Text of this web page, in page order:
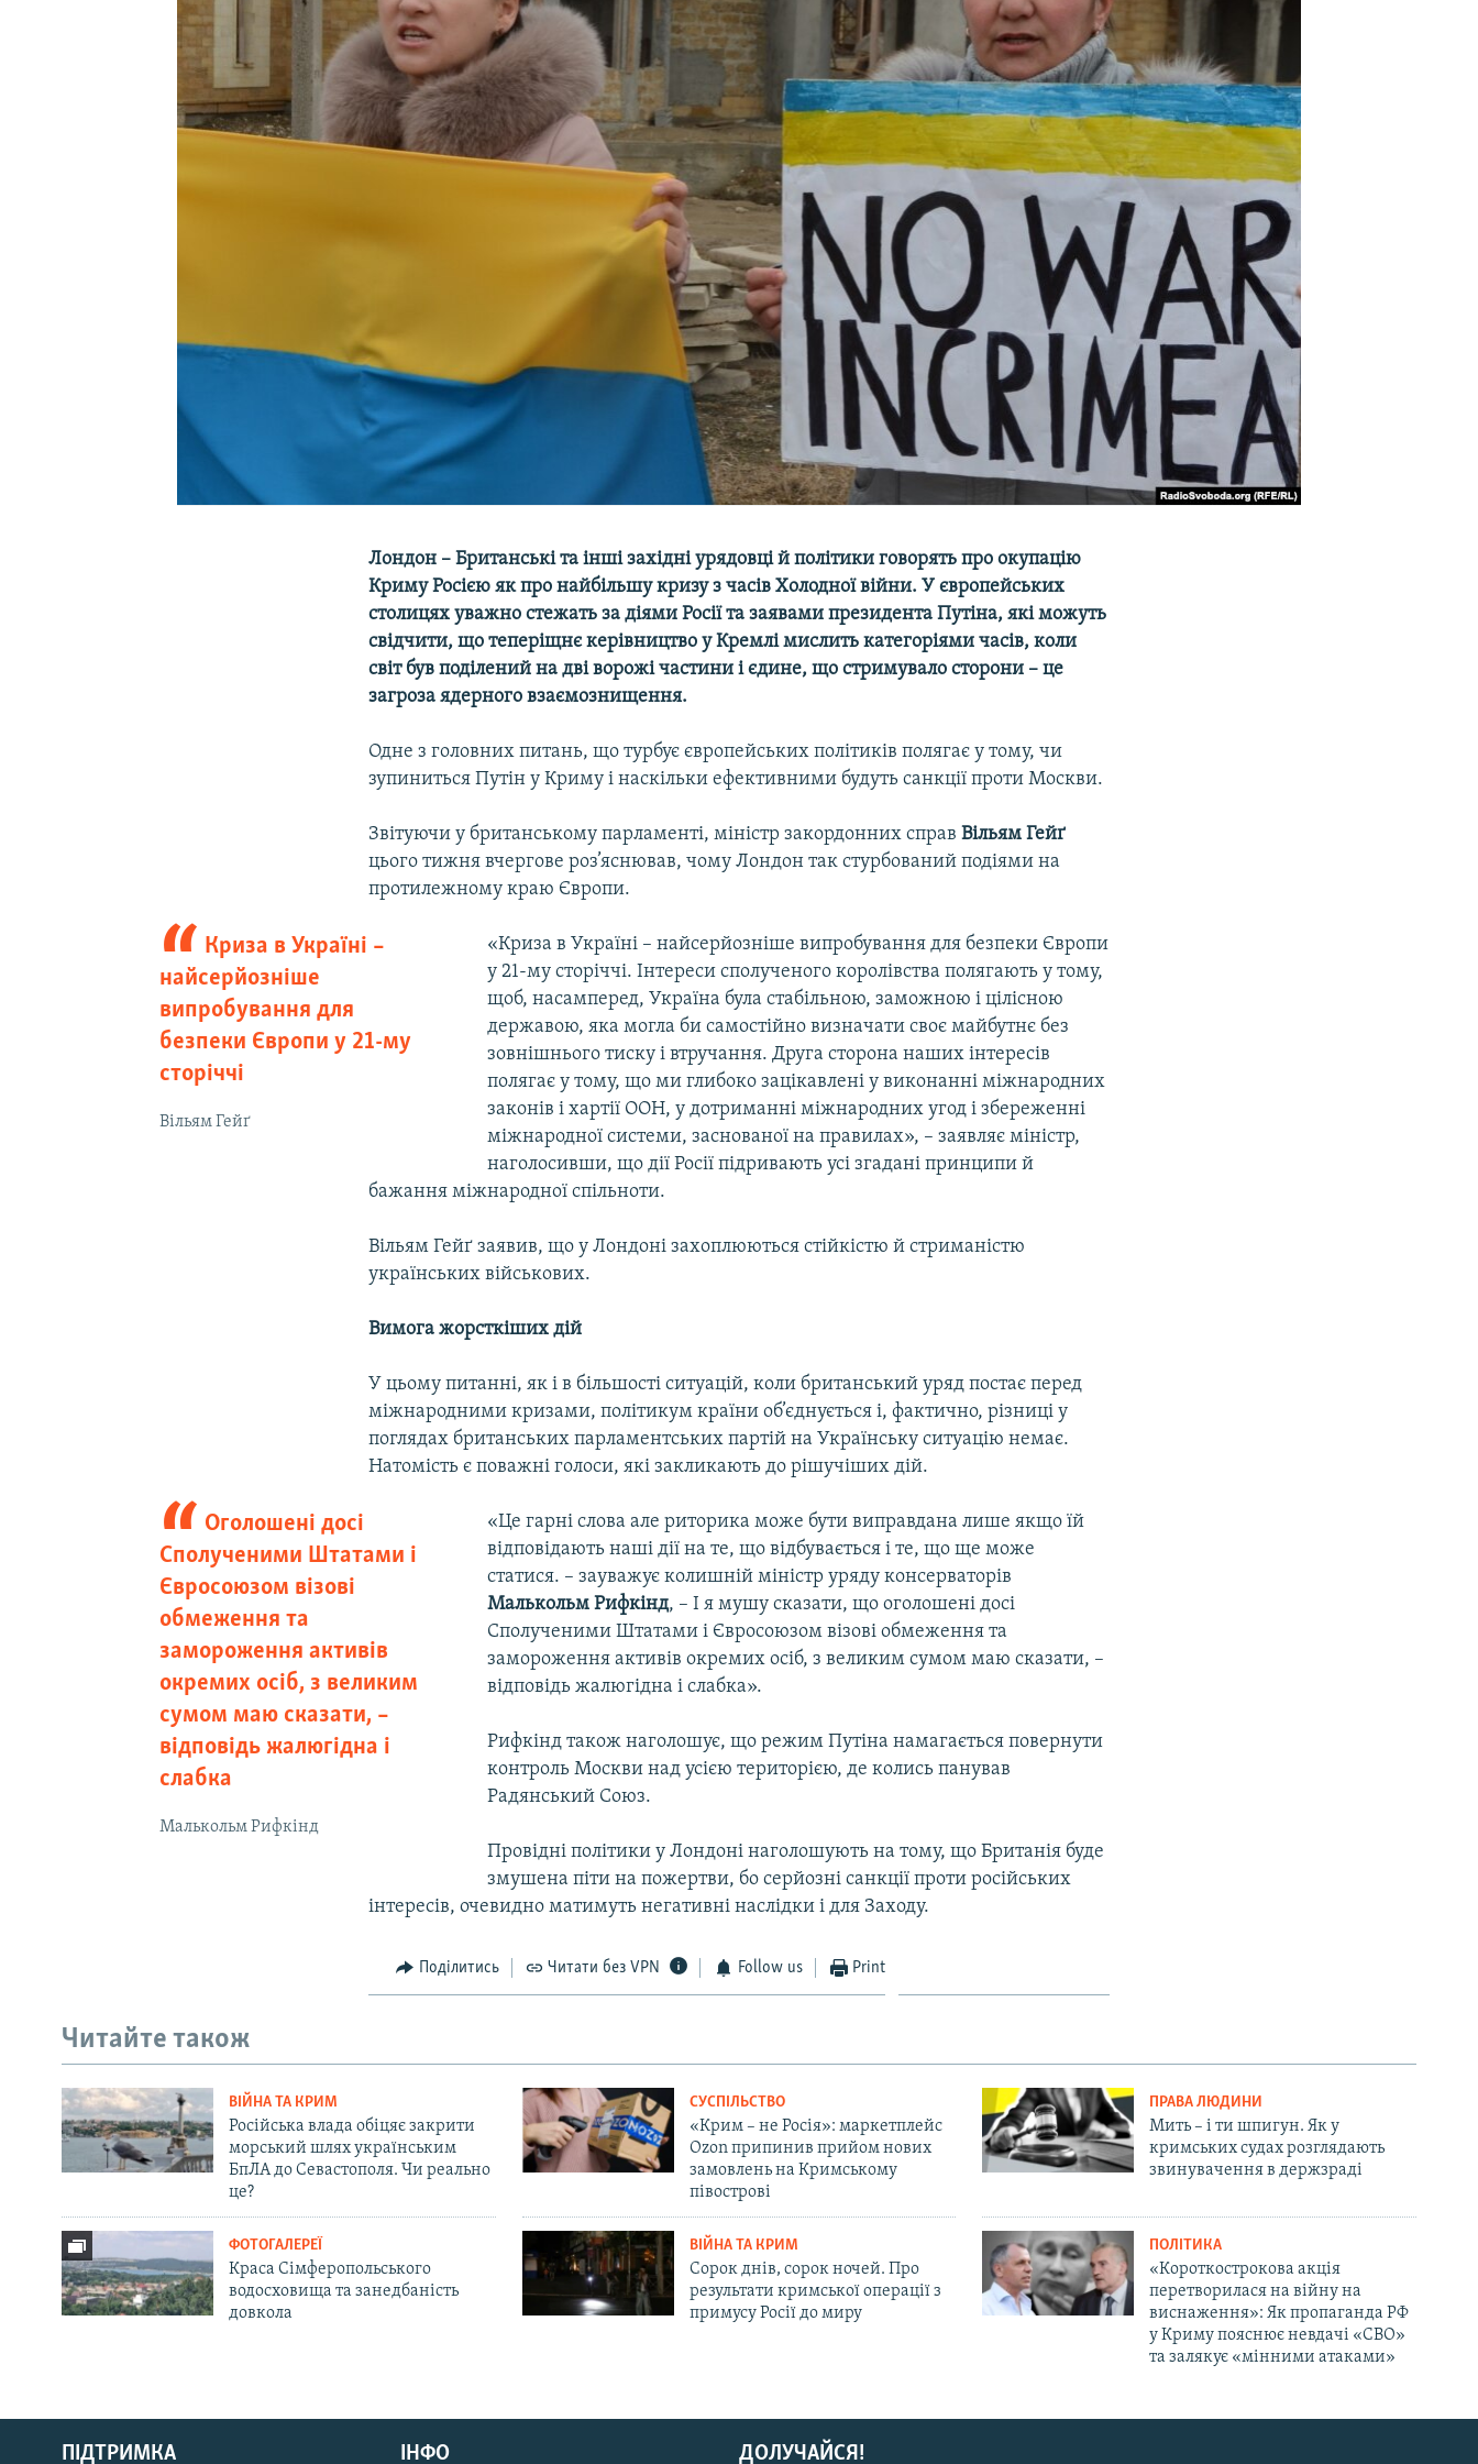
УКРАЇНСЬКА ПРОБЛЕМА КРИМУ
Русский
Qırımtatar
Лондон – Британські та інші західні урядовці й політики говорять про окупацію
Криму Росією як про найбільшу кризу з часів Холодної війни. У європейських
столицях уважно стежать за діями Росії та заявами президента Путіна, які можуть
свідчити, що теперіщнє керівництво у Кремлі мислить категоріями часів, коли
світ був поділений на дві ворожі частини і єдине, що стримувало сторони – це
загроза ядерного взаємознищення.
Одне з головних питань, що турбує європейських політиків полягає у тому, чи
зупиниться Путін у Криму і наскільки ефективними будуть санкції проти Москви.
Звітуючи у британському парламенті, міністр закордонних справВільям Гейґ
цього тижня вчергове роз’яснював, чому Лондон так стурбований подіями на
протилежному краю Європи.
Криза в Україні –
найсерйозніше
випробування для
безпеки Європи у 21-му
сторіччі
Вільям Гейґ
«Криза в Україні – найсерйозніше випробування для безпеки Європи
у 21-му сторіччі. Інтереси сполученого королівства полягають у тому,
щоб, насамперед, Україна була стабільною, заможною і цілісною
державою, яка могла би самостійно визначати своє майбутнє без
зовнішнього тиску і втручання. Друга сторона наших інтересів
полягає у тому, що ми глибоко зацікавлені у виконанні міжнародних
законів і хартії ООН, у дотриманні міжнародних угод і збереженні
міжнародної системи, заснованої на правилах», – заявляє міністр,
наголосивши, що дії Росії підривають усі згадані принципи й
бажання міжнародної спільноти.
Вільям Гейґ заявив, що у Лондоні захоплюються стійкістю й стриманістю
українських військових.
Вимога жорсткіших дій
У цьому питанні, як і в більшості ситуацій, коли британський уряд постає перед
міжнародними кризами, політикум країни об’єднується і, фактично, різниці у
поглядах британських парламентських партій на Українську ситуацію немає.
Натомість є поважні голоси, які закликають до рішучіших дій.
Оголошені досі
Сполученими Штатами і
Євросоюзом візові
обмеження та
замороження активів
окремих осіб, з великим
сумом маю сказати, –
відповідь жалюгідна і
слабка
Малькольм Рифкінд
«Це гарні слова але риторика може бути виправдана лише якщо їй
відповідають наші дії на те, що відбувається і те, що ще може
статися. – зауважує колишній міністр уряду консерваторів
Малькольм Рифкінд, – І я мушу сказати, що оголошені досі
Сполученими Штатами і Євросоюзом візові обмеження та
замороження активів окремих осіб, з великим сумом маю сказати, –
відповідь жалюгідна і слабка».
Рифкінд також наголошує, що режим Путіна намагається повернути
контроль Москви над усією територією, де колись панував
Радянський Союз.
Провідні політики у Лондоні наголошують на тому, що Британія буде
змушена піти на пожертви, бо серйозні санкції проти російських
інтересів, очевидно матимуть негативні наслідки і для Заходу.
Поділитись Читати без VPN Follow us Print
Читайте також
ВІЙНА ТА КРИМ
Російська влада обіцяє закрити
морський шлях українським
БпЛА до Севастополя. Чи реально
це?
СУСПІЛЬСТВО
«Крим – не Росія»: маркетплейс
Ozon припинив прийом нових
замовлень на Кримському
півострові
ПРАВА ЛЮДИНИ
Мить – і ти шпигун. Як у
кримських судах розглядають
звинувачення в держзраді
ФОТОГАЛЕРЕЇ
Краса Сімферопольського
водосховища та занедбаність
довкола
ВІЙНА ТА КРИМ
Сорок днів, сорок ночей. Про
результати кримської операції з
примусу Росії до миру
ПОЛІТИКА
«Короткострокова акція
перетворилася на війну на
виснаження»: Як пропаганда РФ
у Криму пояснює невдачі «СВО»
та залякує «мінними атаками»
ДОЛУЧАЙСЯ!
ПІДТРИМКА ІНФО